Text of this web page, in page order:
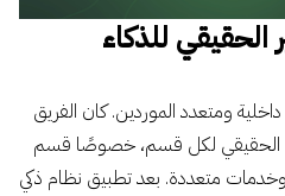
الحقيقي للذكاء
ومتعدد الموردين. كان الفريق
الحقيقي لكل قسم، خصوصًا قسم
متعددة. بعد تطبيق نظام ذكي